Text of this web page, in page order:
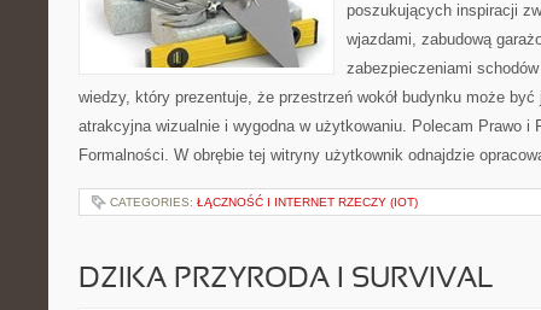
poszukujących inspiracji
wjazdami, zabudową
zabezpieczeniami
wiedzy, który prezentuje, że przestrzeń wokół budynku może
atrakcyjna wizualnie i wygodna w użytkowaniu. Polecam Prawo i
Formalności. W obrębie tej witryny użytkownik odnajdzie
CATEGORIES: ŁĄCZNOŚĆ I INTERNET RZECZY (IOT)
DZIKA PRZYRODA I SURVIVAL